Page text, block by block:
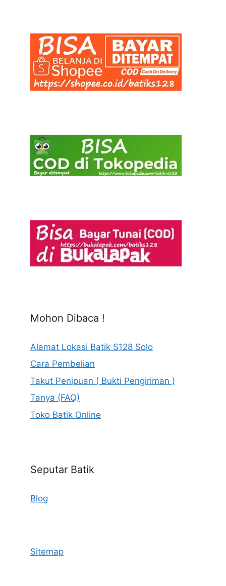
Mohon Dibaca !
Alamat Lokasi Batik S128 Solo
Cara Pembelian
Takut Penipuan ( Bukti Pengiriman )
Tanya (FAQ)
Toko Batik Online
Seputar Batik
Blog
Sitemap